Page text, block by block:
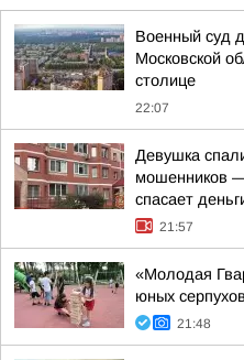
Военный суд
Московской
столице
22:07
Девушка
мошенников
спасает
21:57
«Молодая
юных
21:48